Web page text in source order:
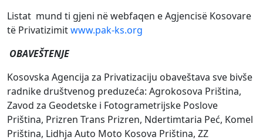
Listat mund ti gjeni në webfaqen e Agjencisë Kosovare
të Privatizimitwww.pak-ks.org
OBAVEŠTENJE
Kosovska Agencija za Privatizaciju obaveštava sve bivše
radnike društvenog preduzeća: Agrokosova Priština,
Zavod za Geodetske i Fotogrametrijske Poslove
Priština, Prizren Trans Prizren, Ndertimtaria Peć, Komel
Priština, Lidhja Auto Moto Kosova Priština, ZZ